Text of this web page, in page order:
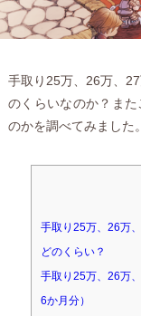
手取り25万、26万、
のくらいなのか？ま
のかを調べてみました。
手取り25万、26万
どのくらい？
手取り25万、26万
6か月分）